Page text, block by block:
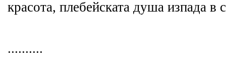
красота, плебейската душа изпада в
..........